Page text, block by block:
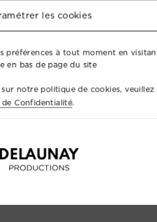
de votre événement.
les cookies
préférences à tout moment en
en bas de page du site
notre politique de cookies, veuillez
Confidentialité.